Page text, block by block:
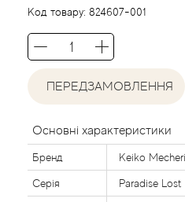
Код товару: 824607-001
ПЕРЕДЗАМОВЛЕННЯ
Основні характеристики
Бренд Keiko Mecheri
Серія Paradise Lost
Agent Provocateur
Agonist
Aigner
Aj Arabia (Widian)
Ajmal